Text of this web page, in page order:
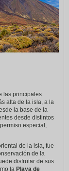
las principales
alta de la isla, a la
la base de la
desde distintos
especial,
de la isla, fue
de la
disfrutar de sus
la Playa de